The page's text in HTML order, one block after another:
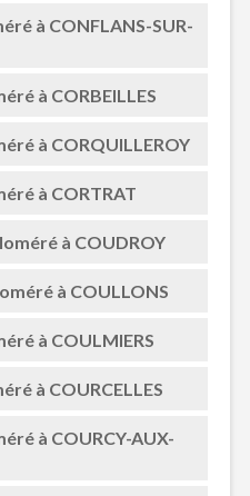
à CONFLANS-SUR-
à CORBEILLES
à CORQUILLEROY
à CORTRAT
à COUDROY
à COULLONS
à COULMIERS
à COURCELLES
à COURCY-AUX-